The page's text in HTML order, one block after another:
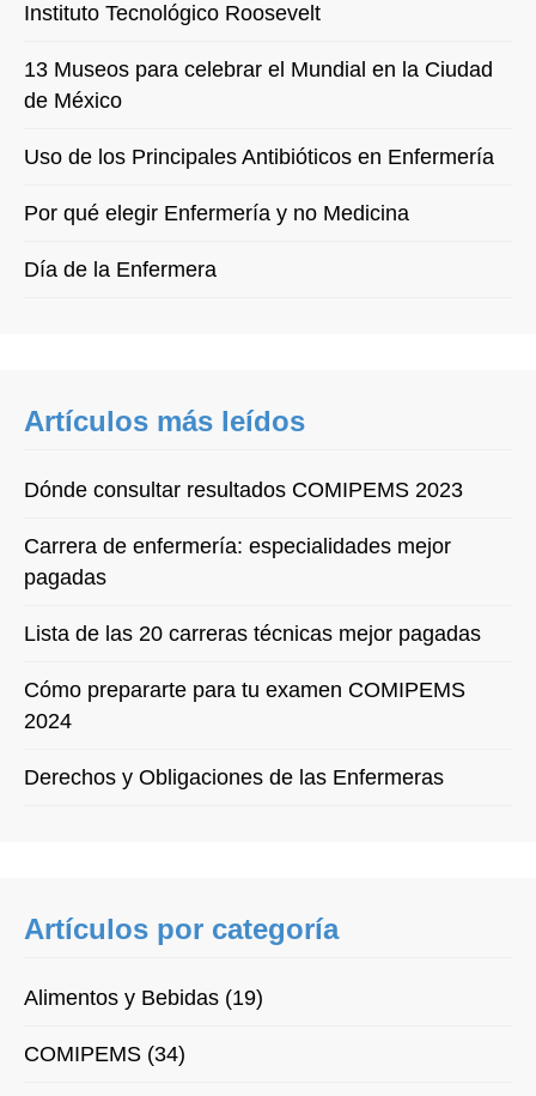
Instituto Tecnológico Roosevelt
13 Museos para celebrar el Mundial en la Ciudad
de México
Uso de los Principales Antibióticos en Enfermería
Por qué elegir Enfermería y no Medicina
Día de la Enfermera
Artículos más leídos
Dónde consultar resultados COMIPEMS 2023
Carrera de enfermería: especialidades mejor
pagadas
Lista de las 20 carreras técnicas mejor pagadas
Cómo prepararte para tu examen COMIPEMS
2024
Derechos y Obligaciones de las Enfermeras
Artículos por categoría
Alimentos y Bebidas (19)
COMIPEMS (34)